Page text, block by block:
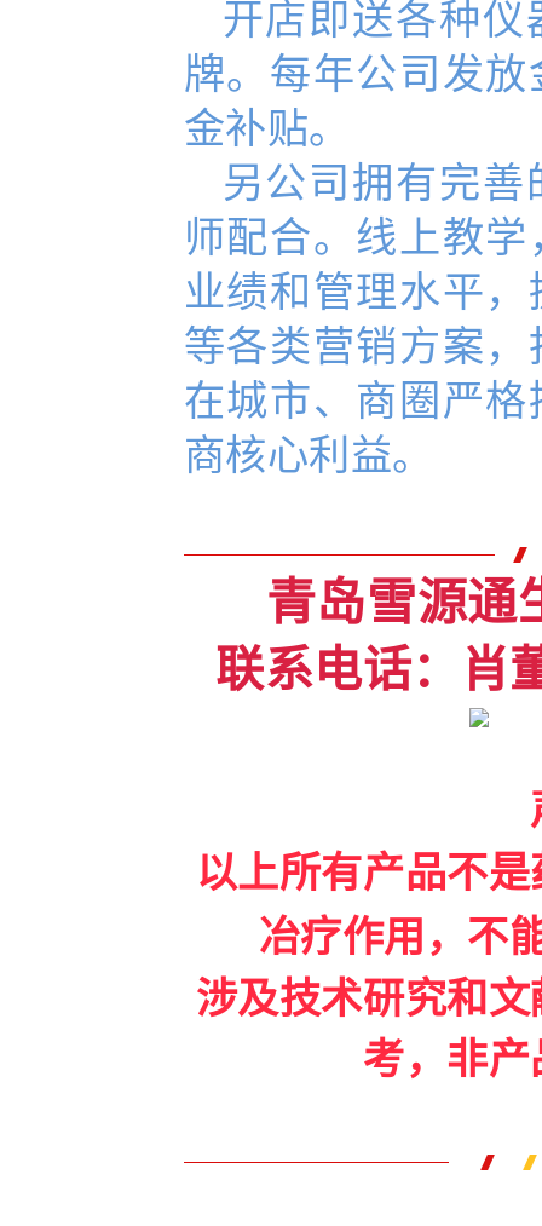
开店即送各种
牌。每年公司发
金补贴。
另公司拥有完
师配合。线上教
业绩和管理水平
等各类营销方案
在城市、商圈严
商核心利益。
青岛雪源通
联系电话： 肖
以上所有产品不
冶疗作用，不
涉及技术研究和
考，非